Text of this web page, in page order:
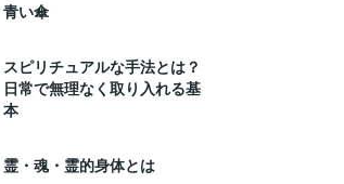
青い傘
スピリチュアルな手法とは？
日常で無理なく取り入れる基
本
霊・魂・霊的身体とは